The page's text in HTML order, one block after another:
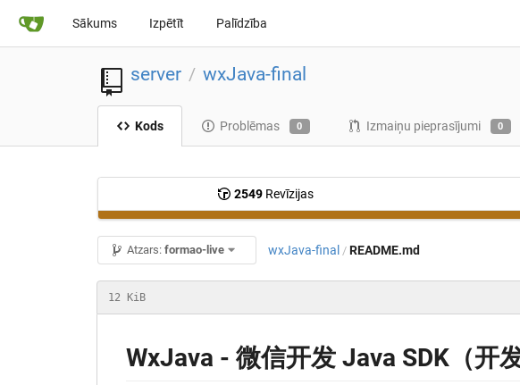
Sākums Izpētīt Palīdzība
server / wxJava-final
Kods Problēmas 0 Izmaiņu pieprasījumi 0
2549 Revīzijas
Atzars:formao-live wxJava-final / README.md
12 KiB
WxJava - 微信开发 Java SDK（开